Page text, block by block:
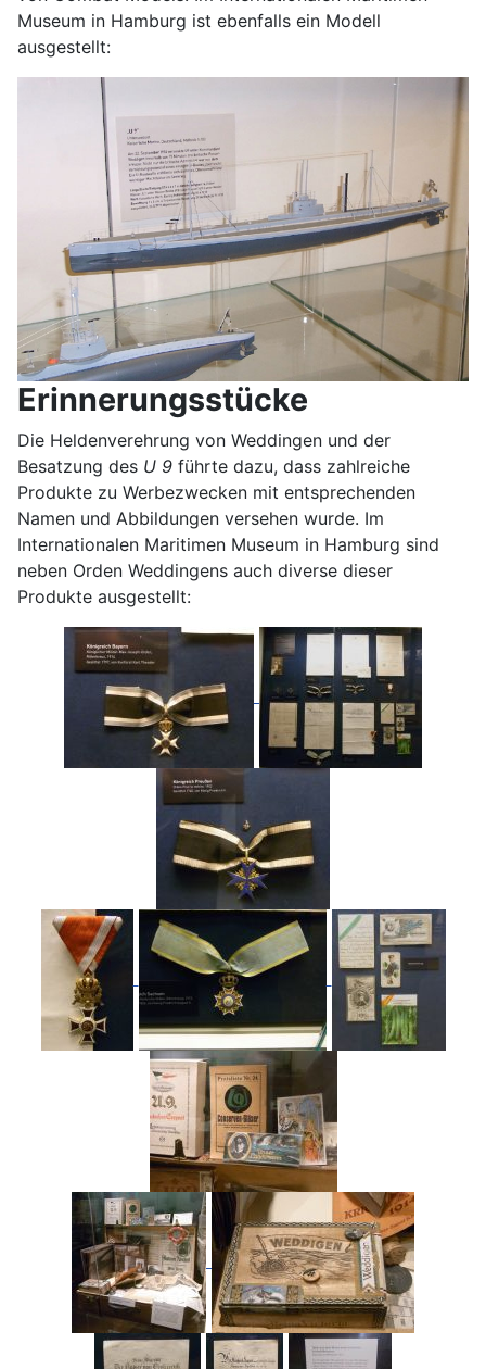
Museum in Hamburg ist ebenfalls ein Modell
ausgestellt:
Erinnerungsstücke
Die Heldenverehrung von Weddingen und der
Besatzung des U 9 führte dazu, dass zahlreiche
Produkte zu Werbezwecken mit entsprechenden
Namen und Abbildungen versehen wurde. Im
Internationalen Maritimen Museum in Hamburg sind
neben Orden Weddingens auch diverse dieser
Produkte ausgestellt: